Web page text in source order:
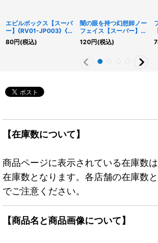
エビルボックス【スーパ
ー】{RV01-JP003}《モ
ンスター》
80円(税込)
闇の眼を持つ幻想師ノー
フェイス【スーパー】
{RV01-JP004}《モンス
ター》
120円(税込)
【在庫数について】
商品ページに表示されている在庫数
在庫数となります。各店舗の在庫数
でご注意ください。
【商品名と商品画像について】